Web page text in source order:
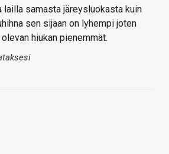
lailla samasta järeysluokasta kuin
sen sijaan on lyhempi joten
hiukan pienemmät.